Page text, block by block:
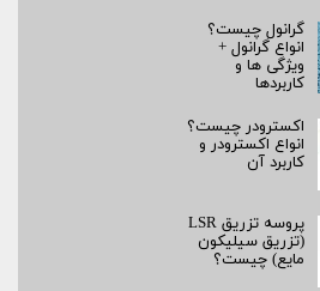
گرانول چیست؟
انواع گرانول +
ویژگی ها و
کاربردها
اکسترودر چیست؟
انواع اکسترودر و
کاربرد آن
پروسه تزریق LSR
(تزریق سیلیکون
مایع) چیست؟